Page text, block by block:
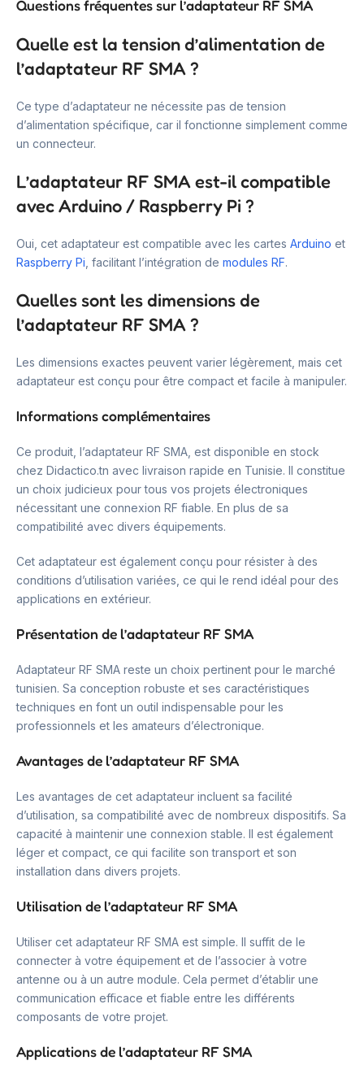
Questions fréquentes sur l’adaptateur RF SMA
Quelle est la tension d’alimentation de
l’adaptateur RF SMA ?
Ce type d’adaptateur ne nécessite pas de tension
d’alimentation spécifique, car il fonctionne simplement comme
un connecteur.
L’adaptateur RF SMA est-il compatible
avec Arduino / Raspberry Pi ?
Oui, cet adaptateur est compatible avec les cartes Arduino et
Raspberry Pi , facilitant l’intégration de modules RF.
Quelles sont les dimensions de
l’adaptateur RF SMA ?
Les dimensions exactes peuvent varier légèrement, mais cet
adaptateur est conçu pour être compact et facile à manipuler.
Informations complémentaires
Ce produit, l’adaptateur RF SMA, est disponible en stock
chez Didactico.tn avec livraison rapide en Tunisie. Il constitue
un choix judicieux pour tous vos projets électroniques
nécessitant une connexion RF fiable. En plus de sa
compatibilité avec divers équipements.
Cet adaptateur est également conçu pour résister à des
conditions d’utilisation variées, ce qui le rend idéal pour des
applications en extérieur.
Présentation de l’adaptateur RF SMA
Adaptateur RF SMA reste un choix pertinent pour le marché
tunisien. Sa conception robuste et ses caractéristiques
techniques en font un outil indispensable pour les
professionnels et les amateurs d’électronique.
Avantages de l’adaptateur RF SMA
Les avantages de cet adaptateur incluent sa facilité
d’utilisation, sa compatibilité avec de nombreux dispositifs. Sa
capacité à maintenir une connexion stable. Il est également
léger et compact, ce qui facilite son transport et son
installation dans divers projets.
Utilisation de l’adaptateur RF SMA
Utiliser cet adaptateur RF SMA est simple. Il suffit de le
connecter à votre équipement et de l’associer à votre
antenne ou à un autre module. Cela permet d’établir une
communication efficace et fiable entre les différents
composants de votre projet.
Applications de l’adaptateur RF SMA